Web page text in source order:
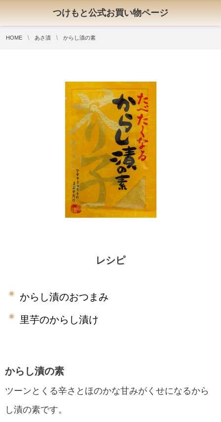
つけもと公式お買い物ページ
HOME あさ漬 からし漬の素
レシピ
からし漬のおつまみ
里芋のからし漬け
からし漬の素
ツーンとくる辛さとほのかな甘みがくせになるから
し漬の素です。